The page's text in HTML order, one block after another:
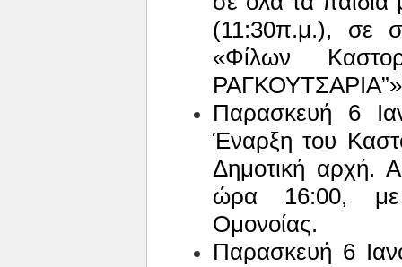
(11:30π.μ.), σε
«Φίλων
Παρασκευή 6
Έναρξη του
Δημοτική αρχή.
ώρα 16:00, με
Ομονοίας.
Παρασκευή 6